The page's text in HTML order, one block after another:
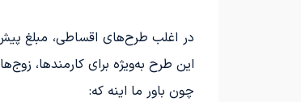
در اغلب طرح‌های اقساطی، مبلغ
این طرح به‌ویژه برای کارمندها،
چون باور ما اینه که: